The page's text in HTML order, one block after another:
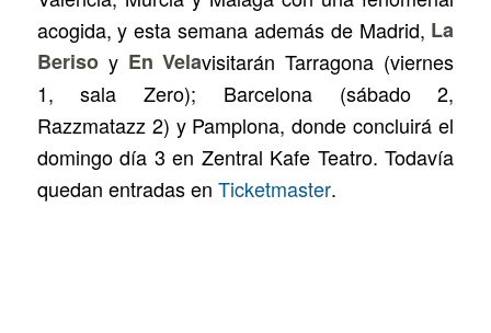
acogida, y esta semana además de Madrid, La
Berisoy En Velavisitarán Tarragona (viernes
1, sala Zero); Barcelona (sábado 2,
Razzmatazz 2) y Pamplona, donde concluirá el
domingo día 3 en Zentral Kafe Teatro. Todavía
quedan entradas en Ticketmaster.